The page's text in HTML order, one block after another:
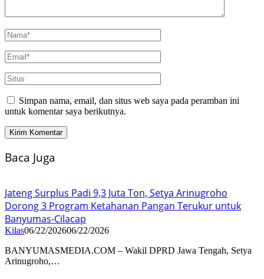
Simpan nama, email, dan situs web saya pada peramban ini
untuk komentar saya berikutnya.
Baca Juga
Jateng Surplus Padi 9,3 Juta Ton, Setya Arinugroho
Dorong 3 Program Ketahanan Pangan Terukur untuk
Banyumas-Cilacap
Kilas06/22/202606/22/2026
BANYUMASMEDIA.COM – Wakil DPRD Jawa Tengah, Setya
Arinugroho,…